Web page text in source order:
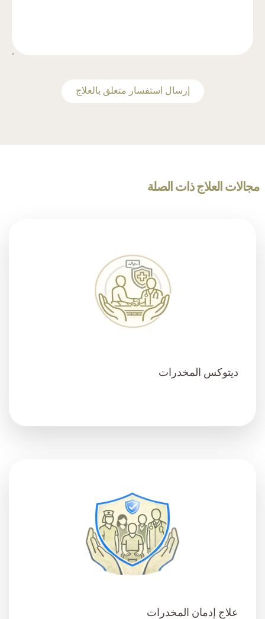
‫إرسال استفسار متعلق بالعلاج
مجالات العلاج ذات الصلة
ديتوكس المخدرات
علاج إدمان المخدرات